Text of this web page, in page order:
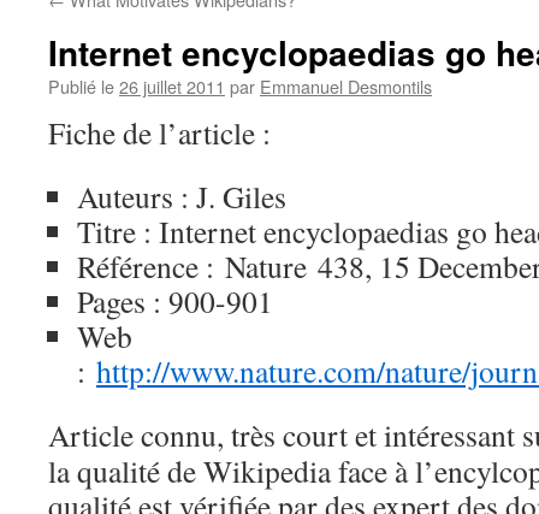
Internet encyclopaedias go
Publié le26 juillet 2011 par Emmanuel Desmontils
Fiche de l’article :
Auteurs : J. Giles
Titre : Internet encyclopaedias go
Référence : Nature 438, 15
Pages : 900-901
Web
: http://www.nature.com/nature/
Article connu, très court et intéressant
la qualité de Wikipedia face à
qualité est vérifiée par des expert des